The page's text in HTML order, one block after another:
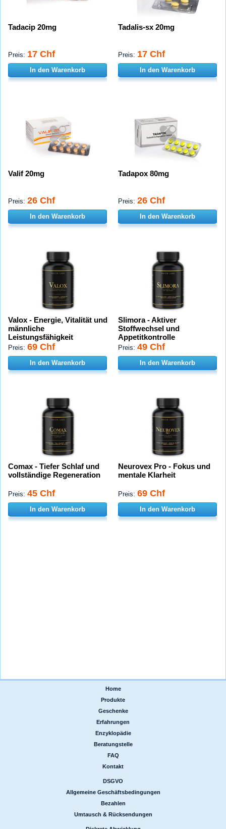
Tadacip 20mg
Preis: 17 Chf
In den Warenkorb
Tadalis-sx 20mg
Preis: 17 Chf
In den Warenkorb
Valif 20mg
Preis: 26 Chf
In den Warenkorb
Tadapox 80mg
Preis: 26 Chf
In den Warenkorb
Valox - Energie, Vitalität und
männliche
Leistungsfähigkeit
Preis: 69 Chf
In den Warenkorb
Slimora - Aktiver
Stoffwechsel und
Appetitkontrolle
Preis: 49 Chf
In den Warenkorb
Comax - Tiefer Schlaf und
vollständige Regeneration
Preis: 45 Chf
In den Warenkorb
Neurovex Pro - Fokus und
mentale Klarheit
Preis: 69 Chf
In den Warenkorb
Home
Produkte
Geschenke
Erfahrungen
Enzyklopädie
Beratungstelle
FAQ
Kontakt
DSGVO
Allgemeine Geschäftsbedingungen
Bezahlen
Umtausch & Rücksendungen